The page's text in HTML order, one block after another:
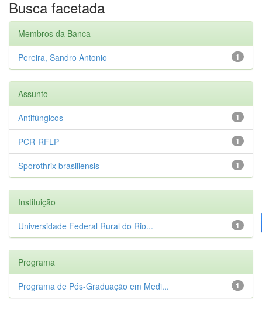
Busca facetada
Membros da Banca
1
Pereira, Sandro Antonio
Assunto
1
Antifúngicos
1
PCR-RFLP
1
Sporothrix brasiliensis
Instituição
1
Universidade Federal Rural do Rio...
Programa
1
Programa de Pós-Graduação em Medi...